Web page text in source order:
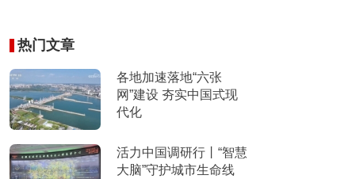
热门文章
各地加速落地“六张
网”建设 夯实中国式现
代化
活力中国调研行丨“智慧
大脑”守护城市生命线